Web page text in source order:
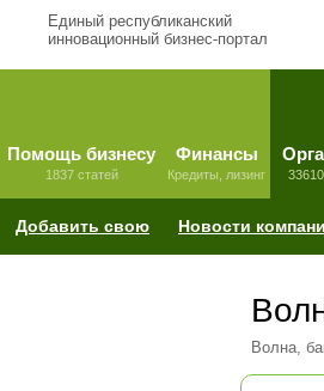
Единый республиканский
инновационный бизнес-портал
Помощь бизнесу
1837 статей
Финансы
Кредиты, лизинг
Добавить свою Новости
Волна,